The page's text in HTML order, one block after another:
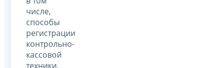
числе,
способы
регистрации
контрольно-
кассовой
техники,